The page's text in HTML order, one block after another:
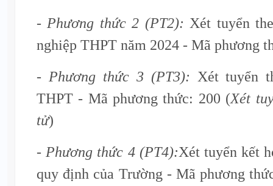
- Phương thức 2 (PT2): Xét tuyển
nghiệp THPT năm 2024 - Mã phương
- Phương thức 3 (PT3): Xét tuyển
THPT - Mã phương thức: 200 (Xét
tử)
- Phương thức 4 (PT4):Xét tuyển kết
quy định của Trường - Mã phương